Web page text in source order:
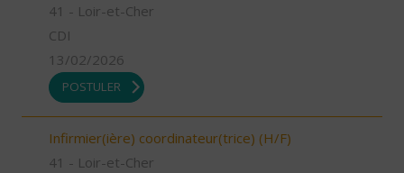
41 - Loir-et-Cher
CDI
13/02/2026
POSTULER
Infirmier(ière) coordinateur(trice) (H/F)
41 - Loir-et-Cher